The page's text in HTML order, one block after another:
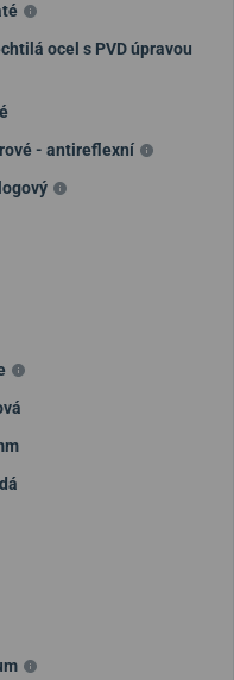
ocel s PVD úpravou
- antireflexní